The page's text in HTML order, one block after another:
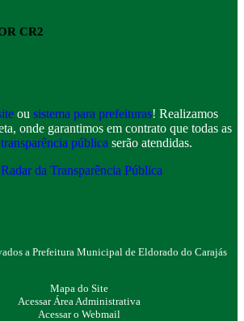
CR2
ou sistema para prefeituras! Realizamos
onde garantimos em contrato que todas as
pública serão atendidas.
Radar da Transparência Pública
a Prefeitura Municipal de Eldorado do Carajás
Mapa do Site
Acessar Área Administrativa
Acessar o Webmail